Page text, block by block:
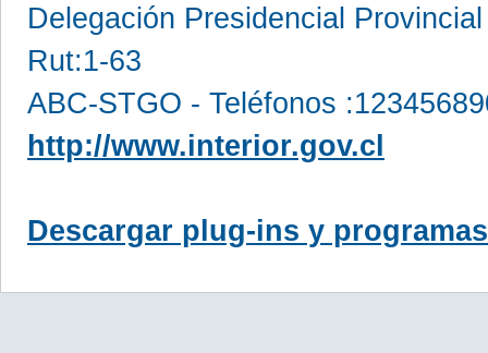
Delegación Presidencial
Rut:1-63
ABC-STGO - Teléfonos
http://www.interior.gov.cl
Descargar plug-ins y